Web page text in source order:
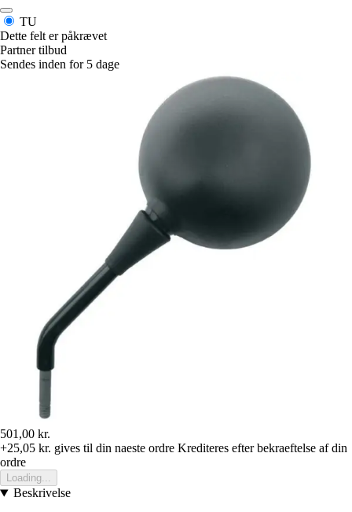
TU
Dette felt er påkrævet
Partner tilbud
Sendes inden for 5 dage
501,00 kr.
+25,05 kr. gives til din naeste ordre Krediteres efter bekraeftelse af din
ordre
Loading...
Beskrivelse